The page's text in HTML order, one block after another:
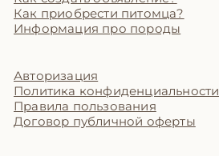
Как приобрести питомца?
Информация про породы
Авторизация
Политика конфиденциальности
Правила пользования
Договор публичной оферты